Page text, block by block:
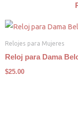
Relojes para Mujeres
Reloj para Dama
$25.00